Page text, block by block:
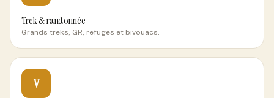
Trek & randonnée
Grands treks, GR, refuges et bivouacs.
V